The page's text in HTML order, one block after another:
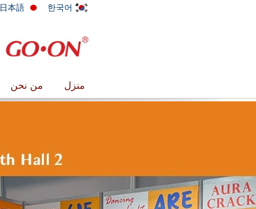
日本語 한국어
منزل من نحن